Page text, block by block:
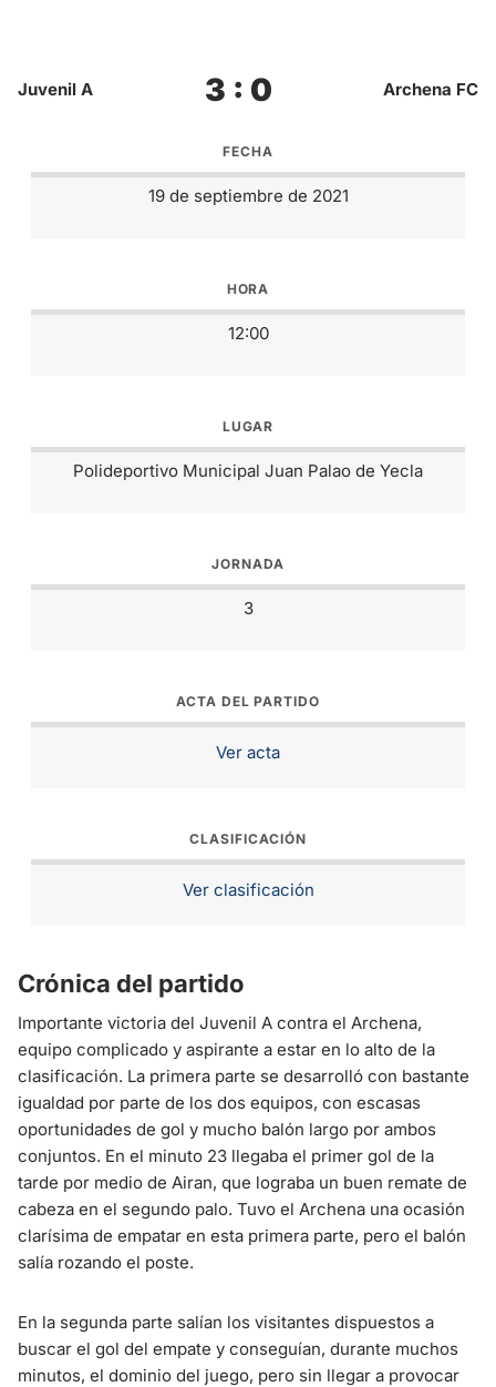
Juvenil A 3 : 0 Archena FC
FECHA
19 de septiembre de 2021
HORA
12:00
LUGAR
Polideportivo Municipal Juan Palao de Yecla
JORNADA
3
ACTA DEL PARTIDO
Ver acta
CLASIFICACIÓN
Ver clasificación
Crónica del partido
Importante victoria del Juvenil A contra el Archena,
equipo complicado y aspirante a estar en lo alto de la
clasificación. La primera parte se desarrolló con bastante
igualdad por parte de los dos equipos, con escasas
oportunidades de gol y mucho balón largo por ambos
conjuntos. En el minuto 23 llegaba el primer gol de la
tarde por medio de Airan, que lograba un buen remate de
cabeza en el segundo palo. Tuvo el Archena una ocasión
clarísima de empatar en esta primera parte, pero el balón
salía rozando el poste.
En la segunda parte salían los visitantes dispuestos a
buscar el gol del empate y conseguían, durante muchos
minutos, el dominio del juego, pero sin llegar a provocar